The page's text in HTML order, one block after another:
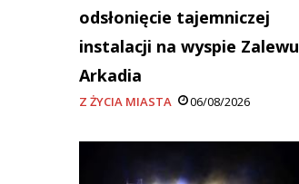
odsłonięcie tajemniczej
instalacji na wyspie Zalewu
Arkadia
Z ŻYCIA MIASTA 06/08/2026